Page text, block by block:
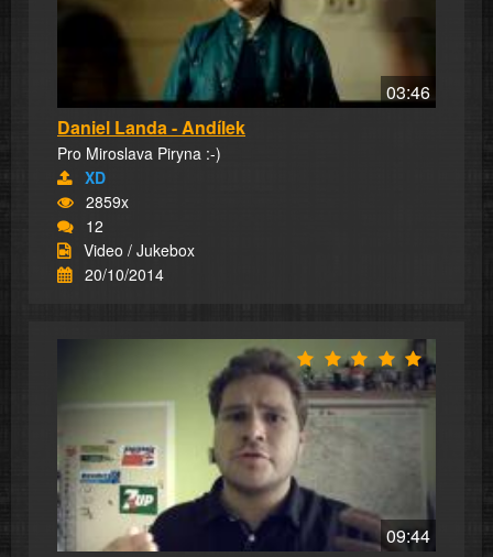
03:46
Daniel Landa - Andílek
Pro Miroslava Piryna :-)
XD
2859x
12
Video / Jukebox
20/10/2014
09:44